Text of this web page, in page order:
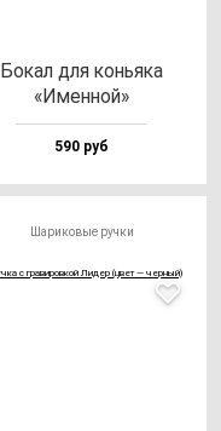
Бокал для конь­яка
«Имен­ной»
590 руб
Шариковые ручки